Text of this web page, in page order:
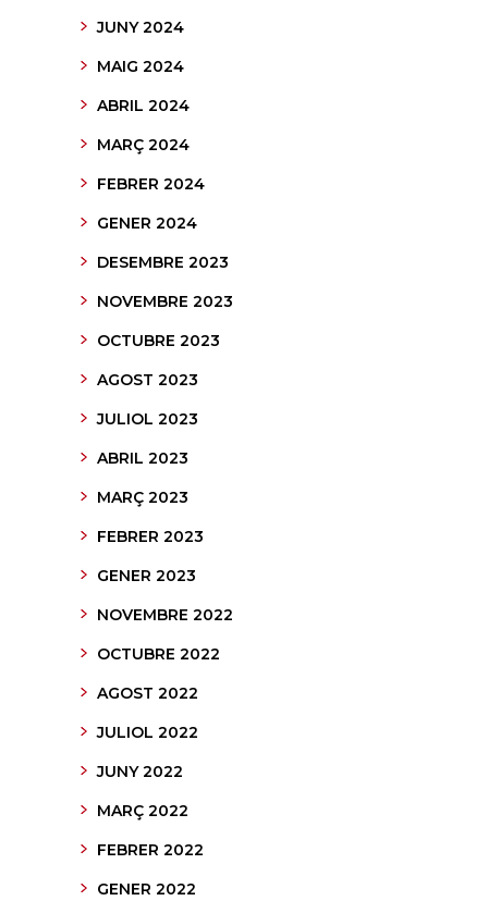
JUNY 2024
MAIG 2024
ABRIL 2024
MARÇ 2024
FEBRER 2024
GENER 2024
DESEMBRE 2023
NOVEMBRE 2023
OCTUBRE 2023
AGOST 2023
JULIOL 2023
ABRIL 2023
MARÇ 2023
FEBRER 2023
GENER 2023
NOVEMBRE 2022
OCTUBRE 2022
AGOST 2022
JULIOL 2022
JUNY 2022
MARÇ 2022
FEBRER 2022
GENER 2022